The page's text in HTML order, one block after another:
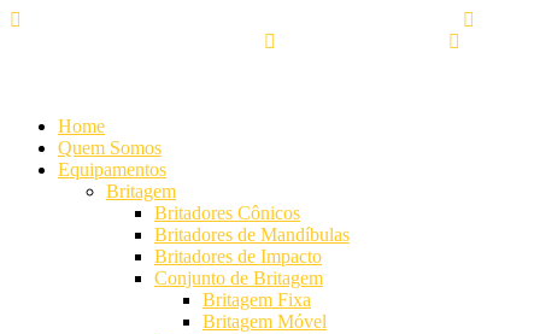
Home
Quem Somos
Equipamentos
Britagem
Britadores Cônicos
Britadores de Mandíbulas
Britadores de Impacto
Conjunto de Britagem
Britagem Fixa
Britagem Móvel